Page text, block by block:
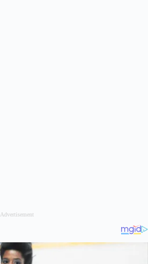
Advertisement